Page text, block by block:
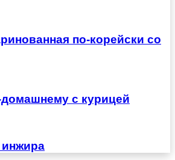
по-корейски со
с курицей
инжира